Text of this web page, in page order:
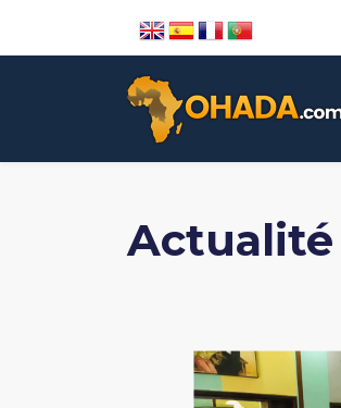
Actualité